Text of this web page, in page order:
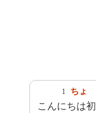
1 ちょ
こんにちは